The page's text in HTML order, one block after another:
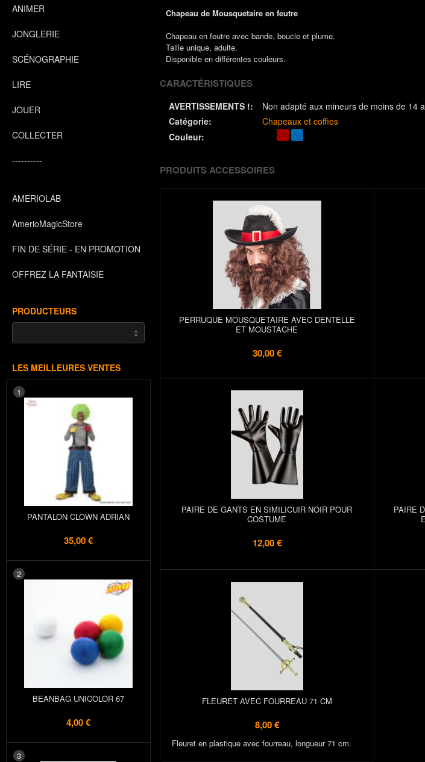
ANIMER
JONGLERIE
SCÉNOGRAPHIE
LIRE
JOUER
COLLECTER
----------
AMERIOLAB
AmerioMagicStore
FIN DE SÉRIE - EN PROMOTION
OFFREZ LA FANTAISIE
PRODUCTEURS
LES MEILLEURES VENTES
1
PANTALON CLOWN ADRIAN
35,00 €
2
BEANBAG UNICOLOR 67
4,00 €
3
Chapeau de Mousquetaire en feutre
Chapeau en feutre avec bande, boucle et plume.
Taille unique, adulte.
Disponible en différentes couleurs.
CARACTÉRISTIQUES
AVERTISSEMENTS !: Non adapté aux mineurs de moins de 14
Catégorie:
Chapeaux et coffies
Couleur:
PRODUITS ACCESSOIRES
PERRUQUE MOUSQUETAIRE AVEC DENTELLE
ET MOUSTACHE
30,00 €
PAIRE DE GANTS EN SIMILICUIR NOIR POUR
COSTUME
12,00 €
PAIRE
FLEURET AVEC FOURREAU 71 CM
8,00 €
Fleuret en plastique avec fourreau, longueur 71 cm.